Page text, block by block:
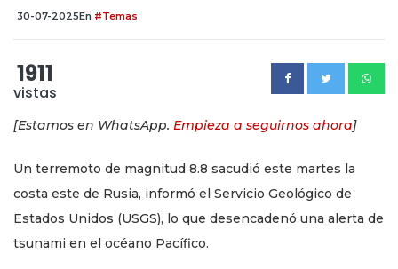
30-07-2025En #Temas
1911
vistas
[Estamos en WhatsApp. Empieza a seguirnos ahora]
Un terremoto de magnitud 8.8 sacudió este martes la
costa este de Rusia, informó el Servicio Geológico de
Estados Unidos (USGS), lo que desencadenó una alerta de
tsunami en el océano Pacífico.